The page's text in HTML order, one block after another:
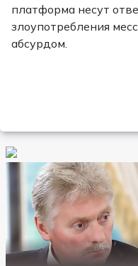
платформа несут
злоупотребления
абсурдом.